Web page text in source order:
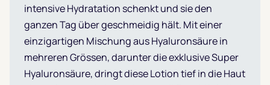
intensive Hydratation schenkt und sie den
ganzen Tag über geschmeidig hält. Mit einer
einzigartigen Mischung aus Hyaluronsäure in
mehreren Grössen, darunter die exklusive Super
Hyaluronsäure, dringt diese Lotion tief in die Haut